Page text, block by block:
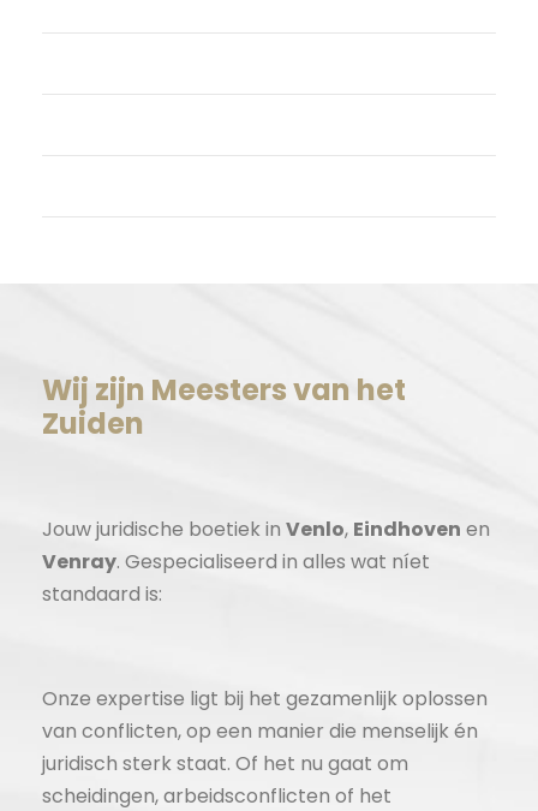
Wij zijn Meesters van het
Zuiden
Jouw juridische boetiek in Venlo, Eindhoven en
Venray. Gespecialiseerd in alles wat níet
standaard is:
Onze expertise ligt bij het gezamenlijk oplossen
van conflicten, op een manier die menselijk én
juridisch sterk staat. Of het nu gaat om
scheidingen, arbeidsconflicten of het